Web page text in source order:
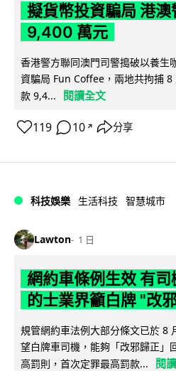
擬貨幣投資騙局 港
9,400 萬元
香港警方聯同澳門司警搗破以養生
資騙局 Fun Coffee，兩地共拘捕
款 9,4...
閱讀全文
119 10 ↗ 分享
科技娛樂 生活科技 智慧城市
Lawton 1 日
網約車條例生效 有
的士業界籲白牌 "改
規管網約車法例大部分條文已於 8
望白牌車司機，能夠「改邪歸正」
高罰則，首次定罪最高罰款...
閱